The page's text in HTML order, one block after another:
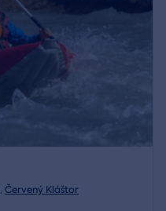
, Červený Kláštor